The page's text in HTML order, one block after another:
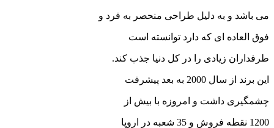
می باشد و به دلیل طراحی منحصر به فرد و
فوق العاده ای که دارد توانسته است
طرفداران زیادی را در کل دنیا جذب کند.
این برند از سال 2000 به بعد پیشرفت
چشمگیری داشت و امروزه با بیش از
1200 نقطه فروش و 35 شعبه در اروپا